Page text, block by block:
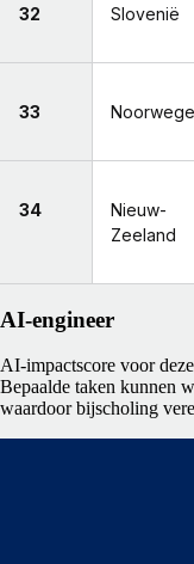
32 Slovenië
33
34
Nieuw-
Zeeland
AI-engineer
AI-impactscore voor
Bepaalde taken kunnen
waardoor bijscholing